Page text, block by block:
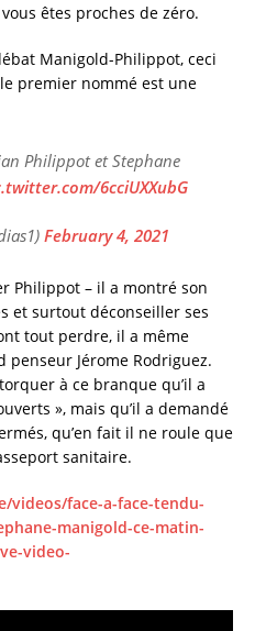
êtes proches de zéro.
Manigold-Philippot, ceci
le premier nommé est une
Philippot et Stephane
6cciUXXubG
February 4, 2021
Philippot – il a montré son
et surtout déconseiller ses
tout perdre, il a même
penseur Jérome Rodriguez.
à ce branque qu’il a
», mais qu’il a demandé
qu’en fait il ne roule que
sanitaire.
face-a-face-tendu-
manigold-ce-matin-
video-